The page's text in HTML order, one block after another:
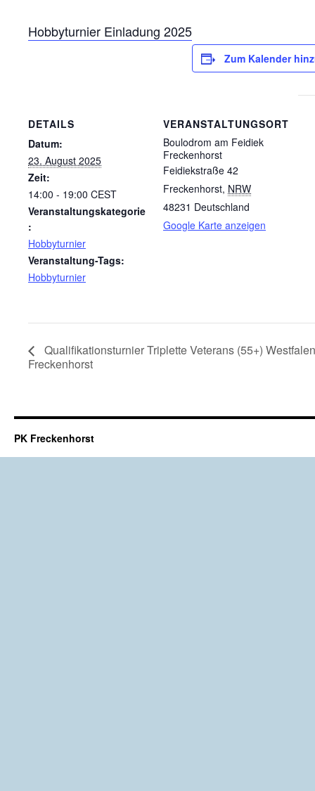
Hobbyturnier Einladung 2025
Zum Kalender
DETAILS
Datum:
23. August 2025
Zeit:
14:00 - 19:00 CEST
Veranstaltungskategorie
:
Hobbyturnier
Veranstaltung-Tags:
Hobbyturnier
VERANSTALTUNGSORT
Boulodrom am Feidiek
Freckenhorst
Feidiekstraße 42
Freckenhorst, NRW
48231 Deutschland
Google Karte anzeigen
Qualifikationsturnier Triplette Veterans (55+)
Freckenhorst
PK Freckenhorst